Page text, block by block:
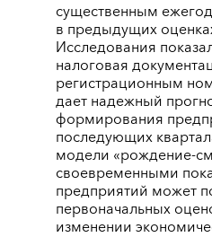
существенным
в предыдущих
Исследования
налоговая
регистрационным
дает надежный
формирования
последующих
модели «рождение-
своевременными
предприятий может
первоначальных
изменении